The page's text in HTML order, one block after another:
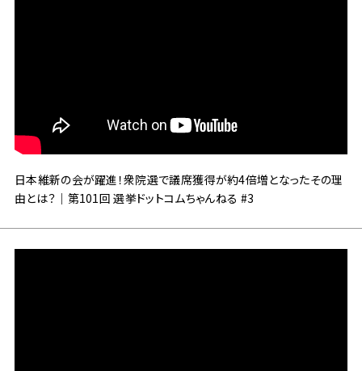
日本維新の会が躍進！衆院選で議席獲得が約4倍増となったその理
由とは？｜第101回 選挙ドットコムちゃんねる #3